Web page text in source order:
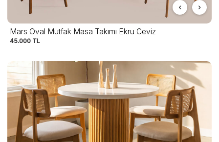
Mars Oval Mutfak Masa Takımı Ekru Ceviz
45.000 TL